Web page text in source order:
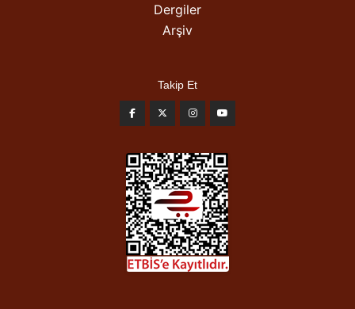
Dergiler
Arşiv
Takip Et